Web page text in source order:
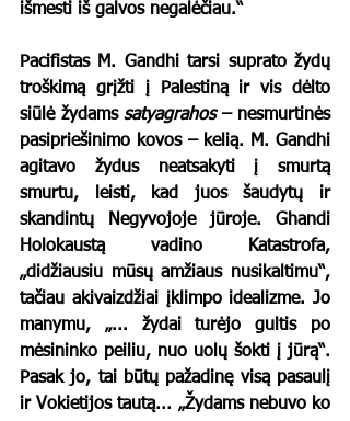
išmesti iš galvos negalėčiau.“
Pacifistas M. Gandhi tarsi suprato žydų
troškimą grįžti į Palestiną ir vis dėlto
siūlė žydams satyagrahos – nesmurtinės
pasipriešinimo kovos – kelią. M. Gandhi
agitavo žydus neatsakyti į smurtą
smurtu, leisti, kad juos šaudytų ir
skandintų Negyvojoje jūroje. Ghandi
Holokaustą vadino Katastrofa,
„didžiausiu mūsų amžiaus nusikaltimu“,
tačiau akivaizdžiai įklimpo idealizme. Jo
manymu, „... žydai turėjo gultis po
mėsininko peiliu, nuo uolų šokti į jūrą“.
Pasak jo, tai būtų pažadinę visą pasaulį
ir Vokietijos tautą... „Žydams nebuvo ko